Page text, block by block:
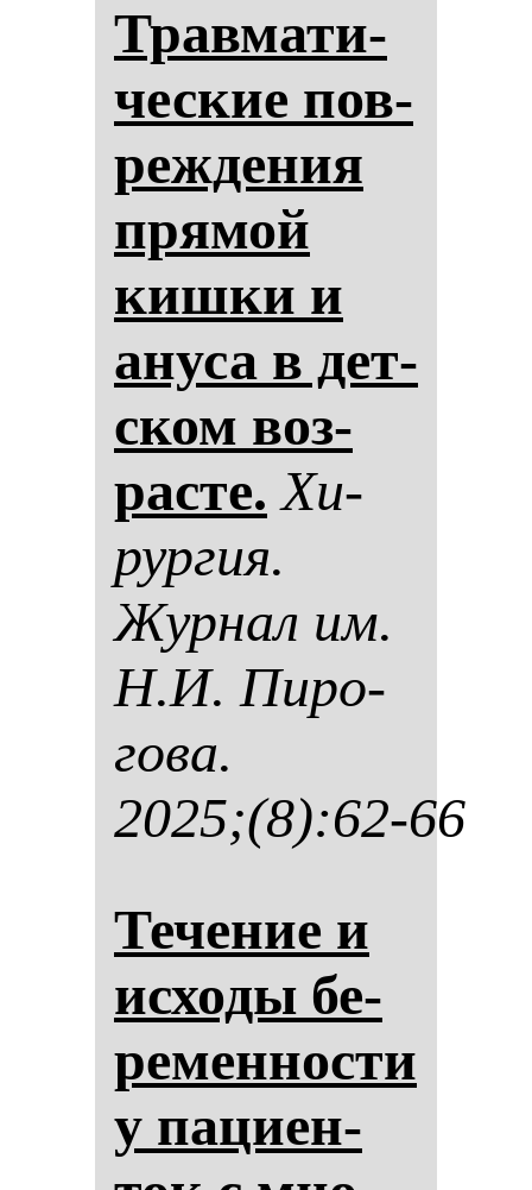
Трав­ма­ти­
чес­кие пов­
реж­де­ния
пря­мой
киш­ки и
ану­са в дет­
ском воз­
рас­те. Хи­
рур­гия.
Жур­нал им.
Н.И. Пи­ро­
го­ва.
2025;(8):62-66
Те­че­ние и
ис­хо­ды бе­
ре­мен­нос­ти
у па­ци­ен­